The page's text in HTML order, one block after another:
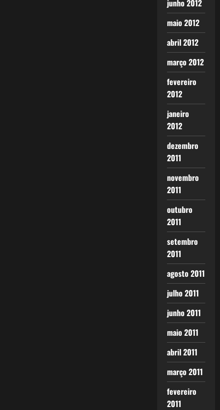
junho 2012
maio 2012
abril 2012
março 2012
fevereiro
2012
janeiro
2012
dezembro
2011
novembro
2011
outubro
2011
setembro
2011
agosto 2011
julho 2011
junho 2011
maio 2011
abril 2011
março 2011
fevereiro
2011